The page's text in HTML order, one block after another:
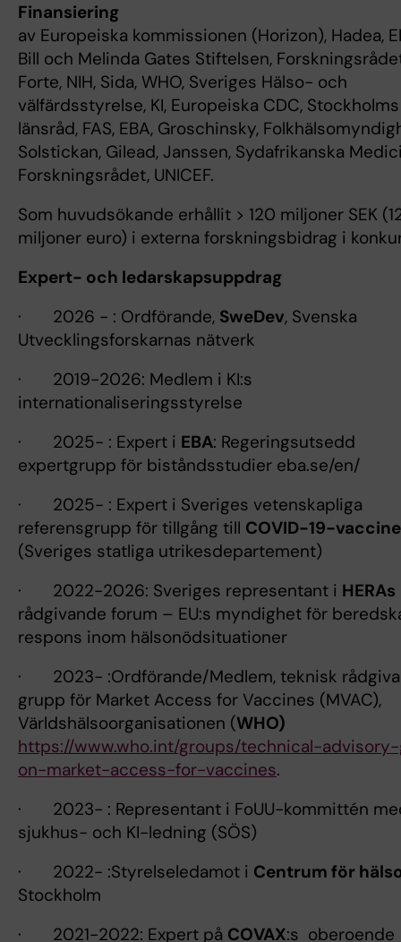
Finansiering
av Europeiska kommissionen (Horizon), Hadea,
Bill och Melinda Gates Stiftelsen,
Forte, NIH, Sida, WHO, Sveriges Hälso- och
välfärdsstyrelse, KI, Europeiska CDC, Stockholms
länsråd, FAS, EBA, Groschinsky,
Solstickan, Gilead, Janssen, Sydafrikanska
Forskningsrådet, UNICEF.
Som huvudsökande erhållit > 120 miljoner SEK
miljoner euro) i externa forskningsbidrag i
Expert- och ledarskapsuppdrag
· 2026 - : Ordförande, SweDev, Svenska
Utvecklingsforskarnas nätverk
· 2019-2026: Medlem i KI:s
internationaliseringsstyrelse
· 2025- : Expert i EBA: Regeringsutsedd
expertgrupp för biståndsstudier eba.se/en/
· 2025- : Expert i Sveriges vetenskapliga
referensgrupp för tillgång till COVID-19-
(Sveriges statliga utrikesdepartement)
· 2022-2026: Sveriges representant i HERAs
rådgivande forum – EU:s myndighet för
respons inom hälsonödsituationer
· 2023- :Ordförande/Medlem, teknisk
grupp för Market Access for Vaccines (MVAC),
Världshälsoorganisationen (WHO)
https://www.who.int/groups/technical-
on-market-access-for-vaccines.
· 2023- : Representant i FoUU-kommittén
sjukhus- och KI-ledning (SÖS)
· 2022- :Styrelseledamot i Centrum för
Stockholm
· 2021-2022: Expert på COVAX:s oberoende